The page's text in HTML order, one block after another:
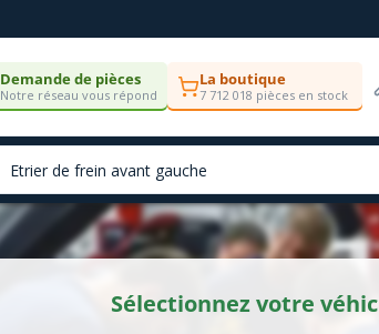
Demande de pièces
Notre réseau vous répond
La boutique
7 712 018 pièces en stock
Sélectionnez votre